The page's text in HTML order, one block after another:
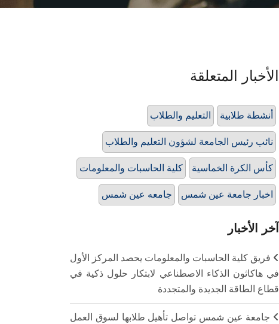
الأخبار المتعلقة
التعليم والطلاب أنشطة طلابية
نائب رئيس الجامعة لشؤون التعليم والطلاب
كلية الحاسبات والمعلومات كأس الكرة الخماسية
جامعه عين شمس اخبار جامعة عين شمس
آخر الأخبار
فريق كلية الحاسبات والمعلومات يحصد المركز الأول
في هاكاثون الذكاء الاصطناعي لابتكار حلول ذكية في
قطاع الطاقة الجديدة والمتجددة
جامعة عين شمس تواصل تأهيل طلابها لسوق العمل